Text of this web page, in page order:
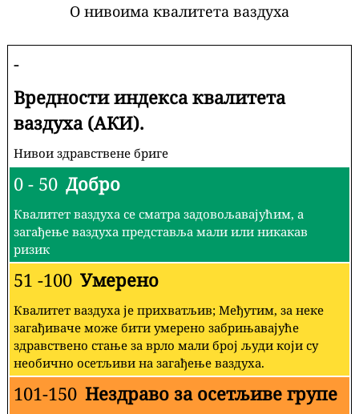
О нивоима квалитета ваздуха
-
Вредности индекса квалитета
ваздуха (АКИ).
Нивои здравствене бриге
0 - 50 Добро
Квалитет ваздуха се сматра задовољавајућим, а
загађење ваздуха представља мали или никакав
ризик
51 -100 Умерено
Квалитет ваздуха је прихватљив; Међутим, за неке
загађиваче може бити умерено забрињавајуће
здравствено стање за врло мали број људи који су
необично осетљиви на загађење ваздуха.
101-150 Нездраво за осетљиве групе